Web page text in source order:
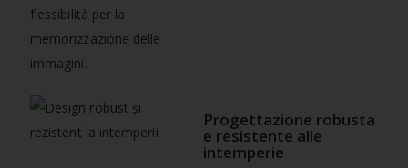
flessibilità per la
memorizzazione delle
immagini.
Progettazione robusta
e resistente alle
intemperie